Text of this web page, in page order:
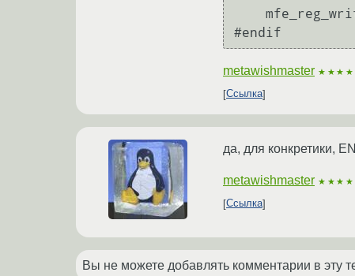
metawishmaster
Ссылка
да, для конкретики,
metawishmaster
Ссылка
Вы не можете добавлять комментарии в эту